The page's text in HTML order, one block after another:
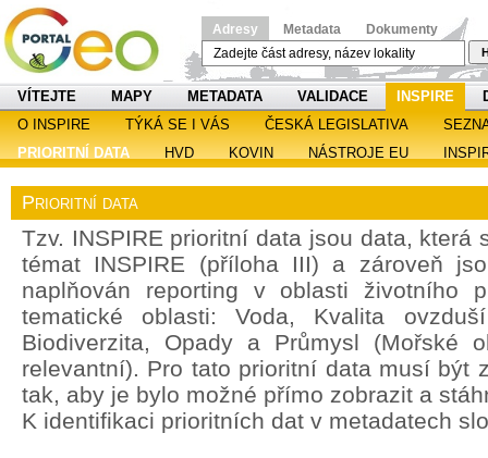
Adresy Metadata Dokumenty
VÍTEJTE MAPY METADATA VALIDACE INSPIRE
O INSPIRE
TÝKÁ SE I VÁS ČESKÁ LEGISLATIVA
PRIORITNÍ DATA
HVD KOVIN NÁSTROJE EU
Prioritní data
Tzv. INSPIRE prioritní data jsou data, která
témat INSPIRE (příloha III) a zároveň
naplňován reporting v oblasti životního
tematické oblasti: Voda, Kvalita
Biodiverzita, Opady a Průmysl (Mořské
relevantní). Pro tato prioritní data musí být
tak, aby je bylo možné přímo zobrazit a
K identifikaci prioritních dat v metadatech